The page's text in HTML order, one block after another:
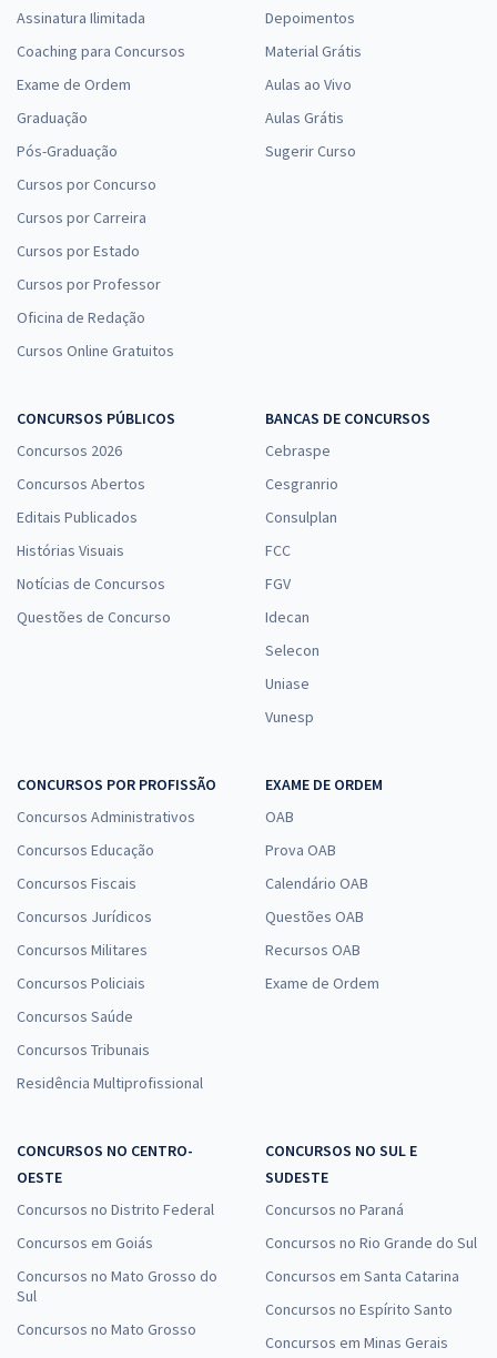
Assinatura Ilimitada
Coaching para Concursos
Exame de Ordem
Graduação
Pós-Graduação
Cursos por Concurso
Cursos por Carreira
Cursos por Estado
Cursos por Professor
Oficina de Redação
Cursos Online Gratuitos
Depoimentos
Material Grátis
Aulas ao Vivo
Aulas Grátis
Sugerir Curso
CONCURSOS PÚBLICOS
Concursos 2026
Concursos Abertos
Editais Publicados
Histórias Visuais
Notícias de Concursos
Questões de Concurso
BANCAS DE CONCURSOS
Cebraspe
Cesgranrio
Consulplan
FCC
FGV
Idecan
Selecon
Uniase
Vunesp
CONCURSOS POR PROFISSÃO
Concursos Administrativos
Concursos Educação
Concursos Fiscais
Concursos Jurídicos
Concursos Militares
Concursos Policiais
Concursos Saúde
Concursos Tribunais
Residência Multiprofissional
EXAME DE ORDEM
OAB
Prova OAB
Calendário OAB
Questões OAB
Recursos OAB
Exame de Ordem
CONCURSOS NO CENTRO-
OESTE
Concursos no Distrito Federal
Concursos em Goiás
Concursos no Mato Grosso do
Sul
Concursos no Mato Grosso
CONCURSOS NO SUL E
SUDESTE
Concursos no Paraná
Concursos no Rio Grande do Sul
Concursos em Santa Catarina
Concursos no Espírito Santo
Concursos em Minas Gerais